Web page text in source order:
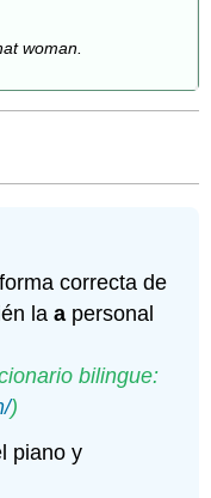
woman.
correcta de
laa personal
bilingue:
)
piano y